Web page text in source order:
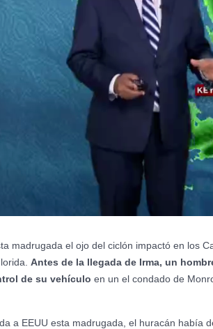
madrugada el ojo del ciclón impactó en los
Antes de la llegada de Irma, un
de su vehículo en un el condado de
a EEUU esta madrugada, el huracán había